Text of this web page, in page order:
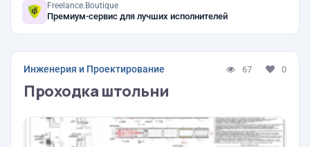
Freelance.Boutique
Премиум-сервис для лучших исполнителей
Инженерия и Проектирование 67 0
Проходка штольни